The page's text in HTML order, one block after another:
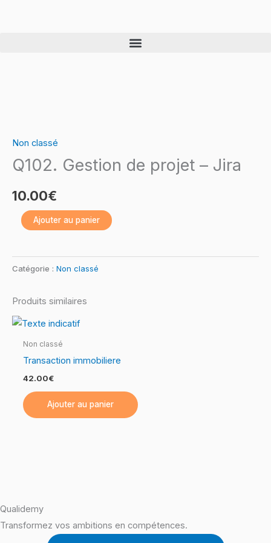
Non classé
Q102. Gestion de projet – Jira
10.00€
Q102.
Gestion
projet
Jira
Ajouter au panier
Catégorie : Non classé
Produits similaires
Non classé
Transaction immobiliere
42.00€
Ajouter au panier
Qualidemy
Transformez vos ambitions en compétences.